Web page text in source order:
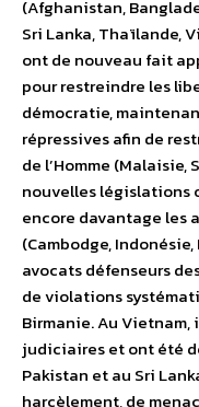
(Afghanistan,
Sri Lanka, Thaïlande,
ont de nouveau fait
pour restreindre les
démocratie,
répressives afin de
de l’Homme (Malaisie,
nouvelles législations
encore davantage les
(Cambodge,
avocats défenseurs
de violations
Birmanie. Au
judiciaires et ont été
Pakistan et au Sri
harcèlement, de